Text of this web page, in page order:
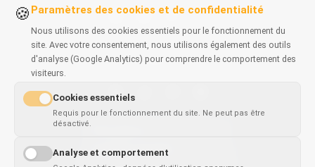
DISPONIBLE SUR
Chrome Firefox Edge Safari
Outils IA
Frontend
Outils de développement
Tous les articles →
ReleaseBoard
Tous les outils →
SITES WEB
CosmoLapse
Tous les sites web →
Conseil informatique
Portfolio historique
available inEnglish
🍪 Paramètres des cookies et de confidentialité
Nous utilisons des cookies essentiels pour le fonctionnement du
site. Avec votre consentement, nous utilisons également des outils
d'analyse (Google Analytics) pour comprendre le comportement des
visiteurs.
Cookies essentiels
Requis pour le fonctionnement du site. Ne peut pas être
désactivé.
Analyse et comportement